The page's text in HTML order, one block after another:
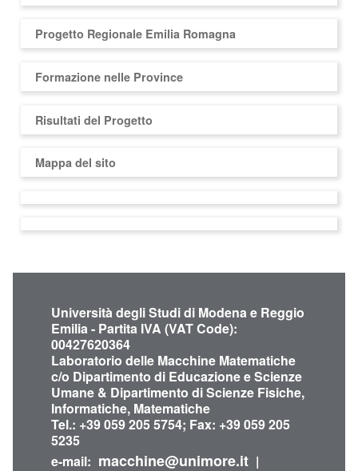
Progetto Regionale Emilia Romagna
Formazione nelle Province
Risultati del Progetto
Mappa del sito
Università degli Studi di Modena e Reggio
Emilia - Partita IVA (VAT Code):
00427620364
Laboratorio delle Macchine Matematiche
c/o Dipartimento di Educazione e Scienze
Umane & Dipartimento di Scienze Fisiche,
Informatiche, Matematiche
Tel.: +39 059 205 5754; Fax: +39 059 205
5235
e-mail: macchine@unimore.it |